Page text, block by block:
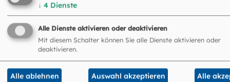
ZUM TERMINKALENDER
↓ 4 Dienste
Alle Dienste aktivieren oder deaktivieren
Mit diesem Schalter können Sie alle Dienste aktivieren oder
deaktivieren.
Alle ablehnen Auswahl akzeptieren Alle